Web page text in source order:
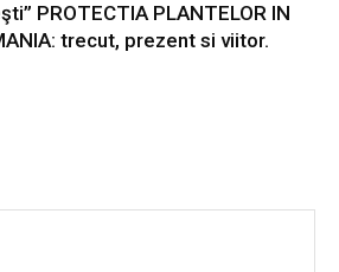
PROTECTIA PLANTELOR IN
trecut, prezent si viitor.